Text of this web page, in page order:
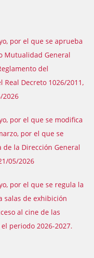
por el que se aprueba
Mutualidad General
del
Decreto 1026/2011,
2026
por el que se modifica
por el que se
la Dirección General
05/2026
por el que se regula la
salas de exhibición
al cine de las
periodo 2026-2027.